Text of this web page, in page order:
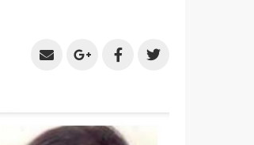
Share
Share
Share
Plus
Share